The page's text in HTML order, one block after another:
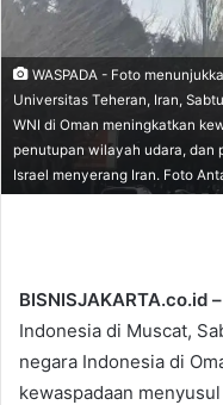
m
l
WASPADA - Foto
Universitas Teheran, Iran,
WNI di Oman meningkatkan
penutupan wilayah udara, dan
Israel menyerang Iran. Foto
BISNISJAKARTA.co.id –
Indonesia di Muscat,
negara Indonesia di
kewaspadaan